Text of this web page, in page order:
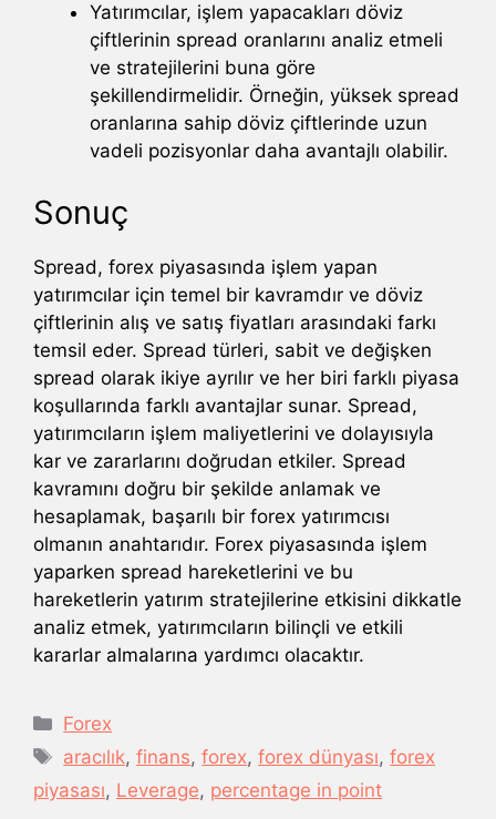
Yatırımcılar, işlem yapacakları döviz
çiftlerinin spread oranlarını analiz etmeli
ve stratejilerini buna göre
şekillendirmelidir. Örneğin, yüksek spread
oranlarına sahip döviz çiftlerinde uzun
vadeli pozisyonlar daha avantajlı olabilir.
Sonuç
Spread, forex piyasasında işlem yapan
yatırımcılar için temel bir kavramdır ve döviz
çiftlerinin alış ve satış fiyatları arasındaki farkı
temsil eder. Spread türleri, sabit ve değişken
spread olarak ikiye ayrılır ve her biri farklı piyasa
koşullarında farklı avantajlar sunar. Spread,
yatırımcıların işlem maliyetlerini ve dolayısıyla
kar ve zararlarını doğrudan etkiler. Spread
kavramını doğru bir şekilde anlamak ve
hesaplamak, başarılı bir forex yatırımcısı
olmanın anahtarıdır. Forex piyasasında işlem
yaparken spread hareketlerini ve bu
hareketlerin yatırım stratejilerine etkisini dikkatle
analiz etmek, yatırımcıların bilinçli ve etkili
kararlar almalarına yardımcı olacaktır.
Kategoriler
Forex
Etiketler
aracılık,finans,forex,forex dünyası,forex
piyasası, Leverage, percentage in point